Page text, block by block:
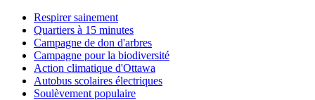
Respirer sainement
Quartiers à 15 minutes
Campagne de don d'arbres
Campagne pour la biodiversité
Action climatique d'Ottawa
Autobus scolaires électriques
Soulèvement populaire